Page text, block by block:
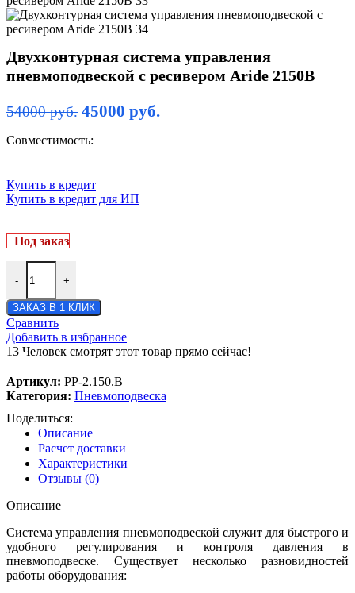
Двухконтурная система управления
пневмоподвеской с ресивером Aride 2150В
54000руб. 45000 руб.
Совместимость:
Купить в кредит
Купить в кредит для ИП
Под заказ
- +
ЗАКАЗ В 1 КЛИК
Сравнить
Добавить в избранное
13 Человек смотрят этот товар прямо сейчас!
Артикул: PP-2.150.В
Категория: Пневмоподвеска
Поделиться:
Описание
Расчет доставки
Характеристики
Отзывы (0)
Описание
Система управления пневмоподвеской служит для быстрого и
удобного регулирования и контроля давления в
пневмоподвеске. Существует несколько разновидностей
работы оборудования: